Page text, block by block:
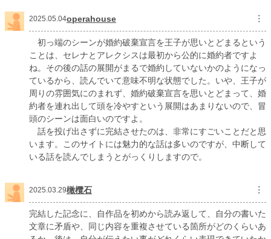
2025.05.04operahouse ︙
初っ端のシーンが婚約破棄宣言を王子が思いとどまるという
ことは、セレナとアレクシスは最初から公的に婚約者ですよ
ね。その後の話の展開がまるで婚約していないかのようになっ
ているから、読んでいて意味不明な状態でした。いや、王子が
周りの雰囲気にのまれず、婚約破棄宣言を思いとどまって、婚
約者を連れ出して頭を冷やすという展開はあまりないので、冒
頭のシーンは面白いのですよ。
話を投げ出さずに完結させたのは、非常にすごいことだと思
います。このサイトには魅力的な話は多いのですが、中断して
いる話を読んでしまうとがっくりしますので。
2025.03.29橄欖石 ︙
完結した記念に、自作品を初めから読み返して、自分の書いた
文章に矛盾や、同じ内容を重複させている箇所がどのくらいあ